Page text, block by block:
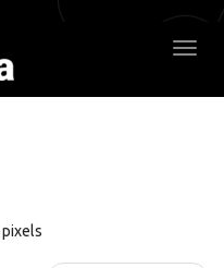
pixels